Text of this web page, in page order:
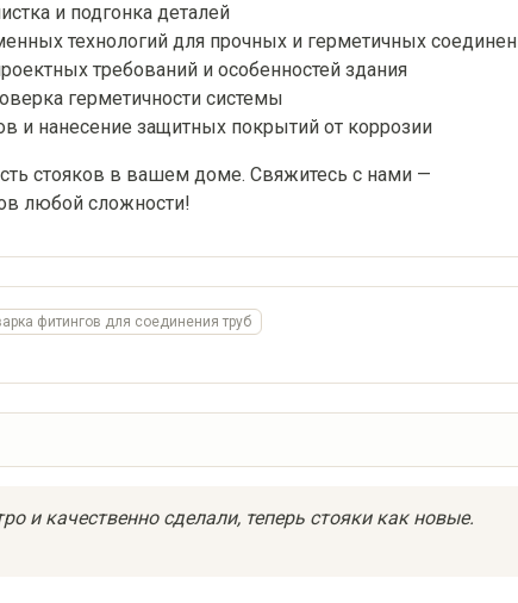
и подгонка деталей
технологий для прочных и герметичных
требований и особенностей здания
герметичности системы
и нанесение защитных покрытий от коррозии
стояков в вашем доме. Свяжитесь с нами —
любой сложности!
фитингов для соединения труб
и качественно сделали, теперь стояки как новые.